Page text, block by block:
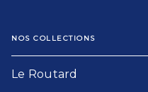
NOS COLLECTIONS
Le Routard​